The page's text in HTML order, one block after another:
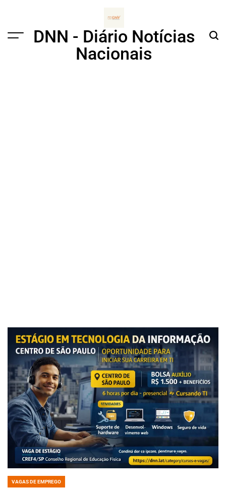
Menu
DNN - Diário Notícias
Nacionais
POSTED
VAGAS DE EMPREGO